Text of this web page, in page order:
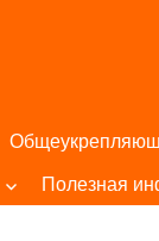
Полезная